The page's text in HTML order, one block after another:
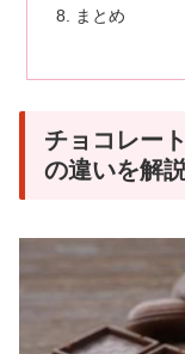
まとめ
チョコレー
の違いを解